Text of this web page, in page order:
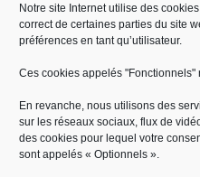
Notre site Internet utilise des
correct de certaines parties du site
préférences en tant qu’utilisateur.
Ces cookies appelés
En revanche, nous utilisons des
sur les réseaux sociaux, flux de
des cookies pour lequel votre
sont appelés « Optionnels ».
RÉGION SUD